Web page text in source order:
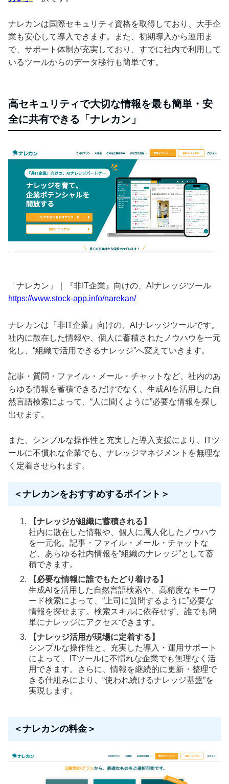
ナレカンは国際セキュリティ資格を取得しており、大手企
業も安心して導入できます。また、初期導入から運用ま
で、サポート体制が充実しており、すでに社内で利用して
いるツールからのデータ移行も簡単です。
高セキュリティで大切な情報を最も簡単・安
全に共有できる「ナレカン」
「ナレカン」｜『非IT企業』向けの、AIナレッジツール
https://www.stock-app.info/narekan/
ナレカンは『非IT企業』向けの、AIナレッジツールです。
社内に散在した情報や、個人に蓄積されたノウハウを一元
化し、“組織で活用できるナレッジ”へ変えていきます。
記事・質問・ファイル・メール・チャットなど、社内のあ
らゆる情報を蓄積できるだけでなく、生成AIを活用した自
然言語検索によって、“人に聞くように”必要な情報を探し
出せます。
また、シンプルな操作性と充実した導入支援により、ITツ
ールに不慣れな企業でも、ナレッジマネジメントを無理な
く定着させられます。
＜ナレカンをおすすめするポイント＞
【ナレッジが組織に蓄積される】
社内に散在した情報や、個人に属人化したノウハウ
を一元化。記事・ファイル・メール・チャットな
ど、あらゆる社内情報を“組織のナレッジ”として蓄
積できます。
【必要な情報に誰でもたどり着ける】
生成AIを活用した自然言語検索や、高精度なキーワ
ード検索によって、“上司に質問するように”必要な
情報を探せます。検索スキルに依存せず、誰でも簡
単にナレッジにアクセスできます。
【ナレッジ活用が現場に定着する】
シンプルな操作性と、充実した導入・運用サポート
によって、ITツールに不慣れな企業でも無理なく活
用できます。さらに、情報を継続的に更新・整理で
きる仕組みにより、“使われ続けるナレッジ基盤”を
実現します。
＜ナレカンの料金＞